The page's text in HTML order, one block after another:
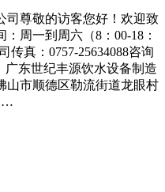
司尊敬的访客您好！欢迎致
周一到周六（8：00-18：
传真：0757-25634088咨询
广东世纪丰源饮水设备制造
山市顺德区勒流街道龙眼村
…